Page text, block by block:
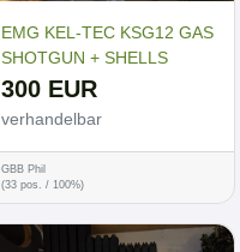
EMG KEL-TEC KSG12 GAS
SHOTGUN + SHELLS
300 EUR
verhandelbar
GBB Phil
(33 pos. / 100%)